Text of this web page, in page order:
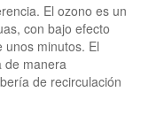
El ozono es un
con bajo efecto
unos minutos. El
de manera
de recirculación